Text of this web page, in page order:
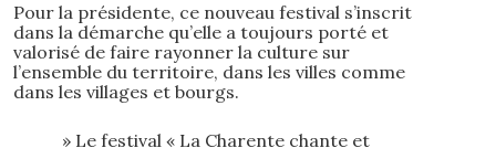
Pour la présidente, ce nouveau festival s’inscrit
dans la démarche qu’elle a toujours porté et
valorisé de faire rayonner la culture sur
l’ensemble du territoire, dans les villes comme
dans les villages et bourgs.
» Le festival « La Charente chante et